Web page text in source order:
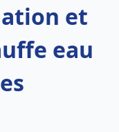
et
eau